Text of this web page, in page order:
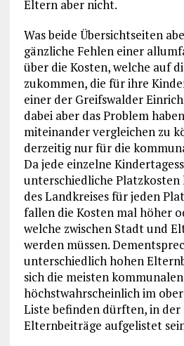
Eltern aber nicht.
Was beide Übersichtseiten
gänzliche Fehlen einer
über die Kosten, welche auf
zukommen, die für ihre
einer der Greifswalder
dabei aber das Problem
miteinander vergleichen zu
derzeitig nur für die
Da jede einzelne
unterschiedliche Platzkosten
des Landkreises für jeden
fallen die Kosten mal höher
welche zwischen Stadt und
werden müssen.
unterschiedlich hohen
sich die meisten
höchstwahrscheinlich im
Liste befinden dürften, in der
Elternbeiträge aufgelistet